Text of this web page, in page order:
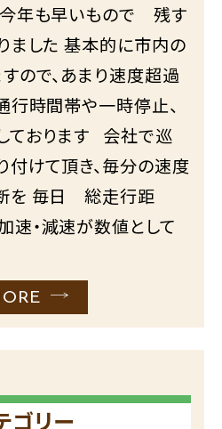
年も早いもので 残す
ました 基本的に市内の
ので、あまり速度超過
行時間帯や一時停止、
ております 会社で巡
けて頂き、毎分の速度
を 毎日 総走行距
・減速が数値として
ゴリー